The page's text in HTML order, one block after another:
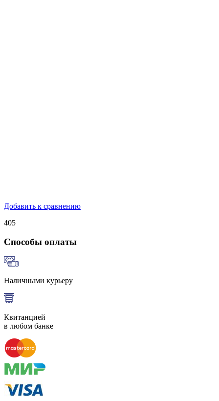
Добавить к сравнению
405
Способы оплаты
Наличными курьеру
Квитанцией
в любом банке